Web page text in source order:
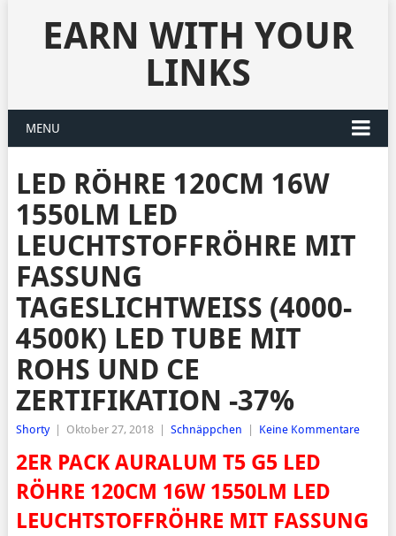
EARN WITH YOUR
LINKS
MENU
LED RÖHRE 120CM 16W
1550LM LED
LEUCHTSTOFFRÖHRE MIT
FASSUNG
TAGESLICHTWEISS (4000-4
500K) LED TUBE MIT R
OHS UND CE Z
ERTIFIKATION -37%
Shorty Oktober 27, 2018 Schnäppchen Keine Kommentare
2ER PACK AURALUM T5 G5 LED
RÖHRE 120CM 16W 1550LM LED
LEUCHTSTOFFRÖHRE MIT FASSUNG